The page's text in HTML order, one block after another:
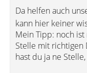
Da helfen auch
kann hier keiner
Mein Tipp: noch
Stelle mit richtigen
hast du ja ne